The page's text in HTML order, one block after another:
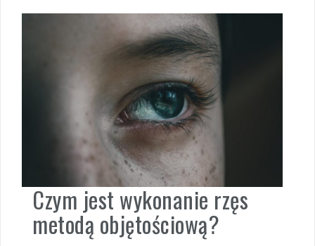
Czym jest wykonanie rzęs
metodą objętościową?